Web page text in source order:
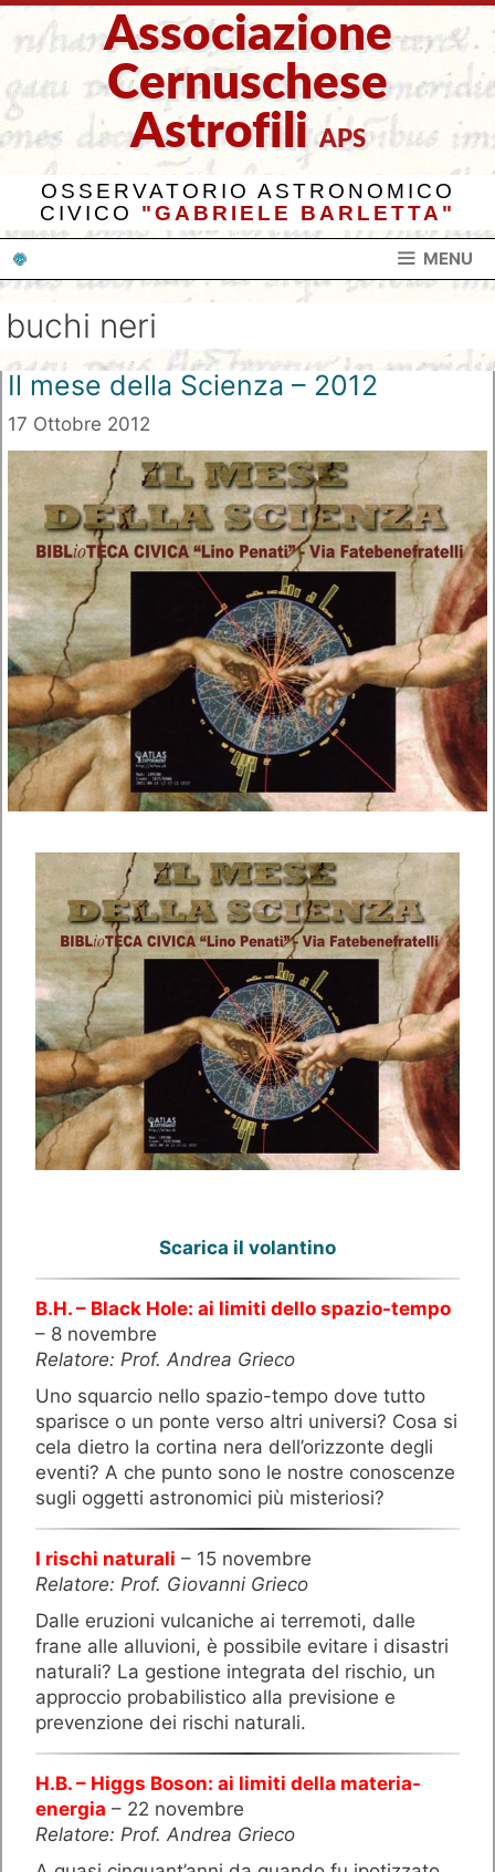
Vai
Associazione
Cernuschese
Astrofili APS
OSSERVATORIO ASTRONOMICO
CIVICO "GABRIELE BARLETTA"
MENU
buchi neri
Il mese della Scienza – 2012
17 Ottobre 2012
Scarica il volantino
B.H. – Black Hole: ai limiti dello spazio-tempo
– 8 novembre
Relatore: Prof. Andrea Grieco
Uno squarcio nello spazio-tempo dove tutto
sparisce o un ponte verso altri universi? Cosa si
cela dietro la cortina nera dell’orizzonte degli
eventi? A che punto sono le nostre conoscenze
sugli oggetti astronomici più misteriosi?
I rischi naturali – 15 novembre
Relatore: Prof. Giovanni Grieco
Dalle eruzioni vulcaniche ai terremoti, dalle
frane alle alluvioni, è possibile evitare i disastri
naturali? La gestione integrata del rischio, un
approccio probabilistico alla previsione e
prevenzione dei rischi naturali.
H.B. – Higgs Boson: ai limiti della materia-
energia – 22 novembre
Relatore: Prof. Andrea Grieco